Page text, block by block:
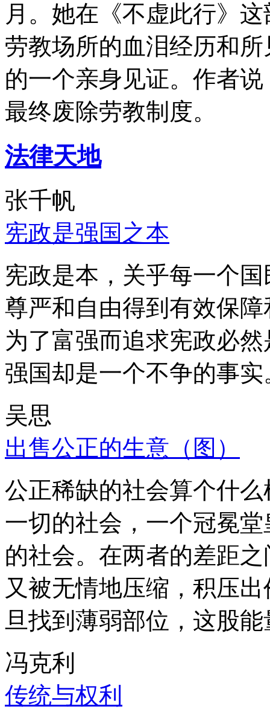
月。她在《不虚此行》
劳教场所的血泪经历和
的一个亲身见证。作者
最终废除劳教制度。
法律天地
张千帆
宪政是强国之本
宪政是本，关乎每一个
尊严和自由得到有效保
为了富强而追求宪政必
强国却是一个不争的事实
吴思
出售公正的生意（图）
公正稀缺的社会算个什
一切的社会，一个冠冕
的社会。在两者的差距
又被无情地压缩，积压
旦找到薄弱部位，这股
冯克利
传统与权利